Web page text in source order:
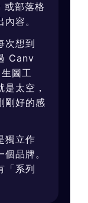
部落格
容。
次想到
Canv
圖工
太空，
剛好的感
獨立作
品牌。
「系列